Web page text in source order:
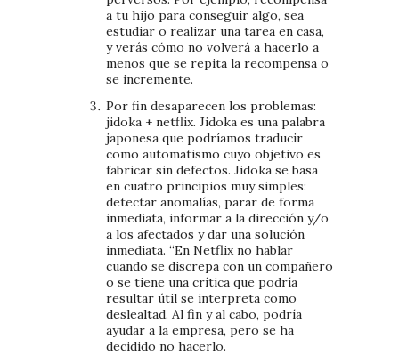
a tu hijo para conseguir algo, sea
estudiar o realizar una tarea en casa,
y verás cómo no volverá a hacerlo a
menos que se repita la recompensa o
se incremente.
Por fin desaparecen los problemas:
jidoka + netflix. Jidoka es una palabra
japonesa que podríamos traducir
como automatismo cuyo objetivo es
fabricar sin defectos. Jidoka se basa
en cuatro principios muy simples:
detectar anomalías, parar de forma
inmediata, informar a la dirección y/o
a los afectados y dar una solución
inmediata. “En Netflix no hablar
cuando se discrepa con un compañero
o se tiene una crítica que podría
resultar útil se interpreta como
deslealtad. Al fin y al cabo, podría
ayudar a la empresa, pero se ha
decidido no hacerlo.